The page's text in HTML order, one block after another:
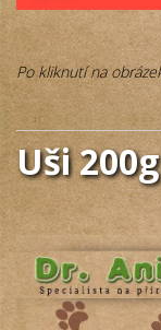
Po kliknutí na
Uši 200g